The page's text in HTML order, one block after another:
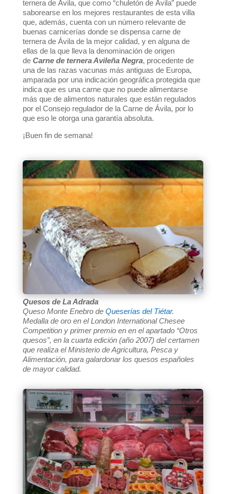
ternera de Ávila, que como “chuletón de Ávila” puede
saborearse en los mejores restaurantes de esta villa
que, además, cuenta con un número relevante de
buenas carnicerías donde se dispensa carne de
ternera de Ávila de la mejor calidad, y en alguna de
ellas de la que lleva la denominación de origen
de Carne de ternera Avileña Negra, procedente de
una de las razas vacunas más antiguas de Europa,
amparada por una indicación geográfica protegida que
indica que es una carne que no puede alimentarse
más que de alimentos naturales que están regulados
por el Consejo regulador de la Carne de Ávila, por lo
que eso le otorga una garantía absoluta.
¡Buen fin de semana!
Quesos de La Adrada
Queso Monte Enebro de Queserías del Tiétar.
Medalla de oro en el London International Chesee
Competition y primer premio en en el apartado “Otros
quesos”, en la cuarta edición (año 2007) del certamen
que realiza el Ministerio de Agricultura, Pesca y
Alimentación, para galardonar los quesos españoles
de mayor calidad.